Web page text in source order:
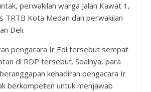
perwakilan warga Jalan Kawat 1,
TRTB Kota Medan dan perwakilan
Deli.
pengacara Ir Edi tersebut sempat
di RDP tersebut. Soalnya, para
kehadiran pengacara Ir
berkompeten untuk menjawab